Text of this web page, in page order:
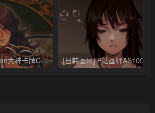
[日韩画风] 织田non大神卡牌CG插画设计画集256P 161M_CG原画资源